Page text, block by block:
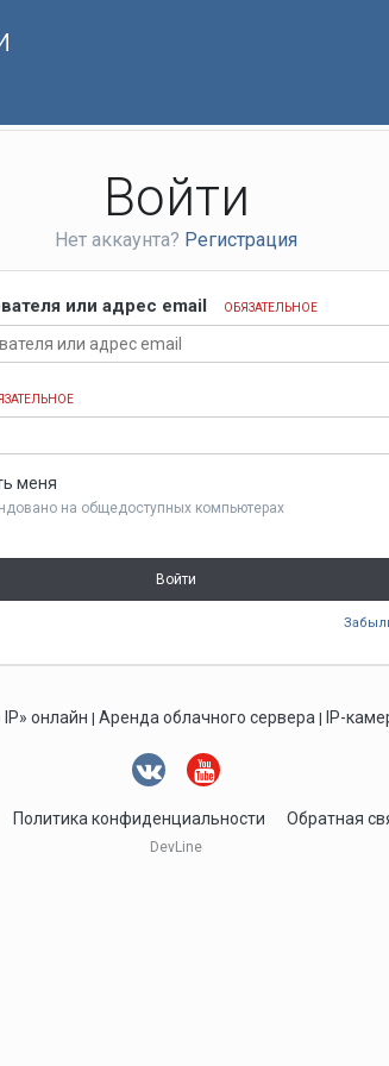
Войти
Нет аккаунта? Регистрация
или адрес email ОБЯЗАТЕЛЬНОЕ
меня
на общедоступных компьютерах
Войти
онлайн | Аренда облачного сервера | IP-
Политика конфиденциальности Обратная
DevLine